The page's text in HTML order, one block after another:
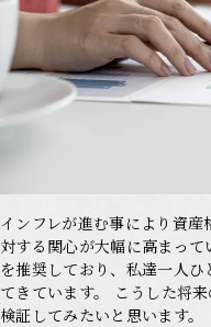
インフレが進む事により資
対する関心が大幅に高まって
を推奨しており、私達一人
てきています。 こうした将
検証してみたいと思います。